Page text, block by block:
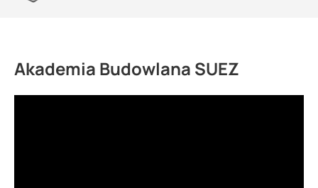
Akademia Budowlana SUEZ